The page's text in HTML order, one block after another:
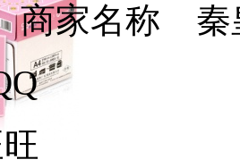
商家名称 秦
旺